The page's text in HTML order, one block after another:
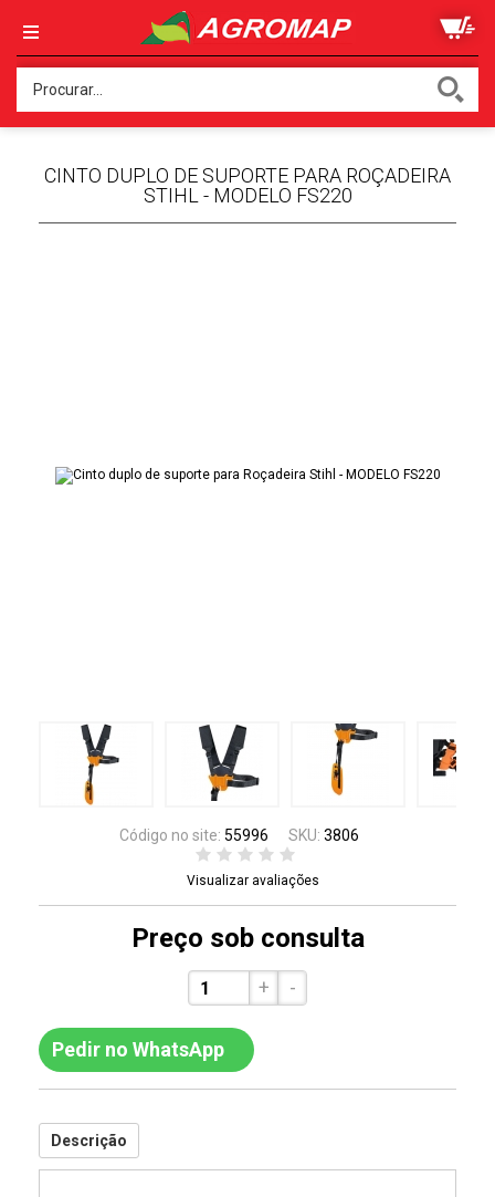
CINTO DUPLO DE SUPORTE PARA ROÇADEIRA
STIHL - MODELO FS220
Código no site: 55996 SKU: 3806
Visualizar avaliações
Preço sob consulta
+ -
Pedir no WhatsApp
Descrição